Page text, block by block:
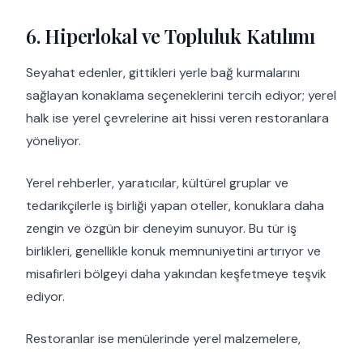
6. Hiperlokal ve Topluluk Katılımı
Seyahat edenler, gittikleri yerle bağ kurmalarını
sağlayan konaklama seçeneklerini tercih ediyor; yerel
halk ise yerel çevrelerine ait hissi veren restoranlara
yöneliyor.
Yerel rehberler, yaratıcılar, kültürel gruplar ve
tedarikçilerle iş birliği yapan oteller, konuklara daha
zengin ve özgün bir deneyim sunuyor. Bu tür iş
birlikleri, genellikle konuk memnuniyetini artırıyor ve
misafirleri bölgeyi daha yakından keşfetmeye teşvik
ediyor.
Restoranlar ise menülerinde yerel malzemelere,